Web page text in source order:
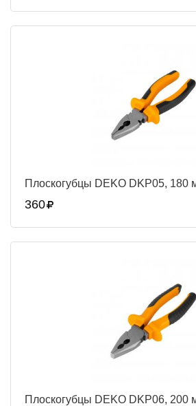
Плоскогубцы DEKO DKP05, 180
360
Плоскогубцы DEKO DKP06, 200